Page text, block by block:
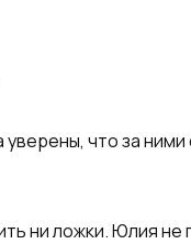
что за
ни ложки. Юлия не